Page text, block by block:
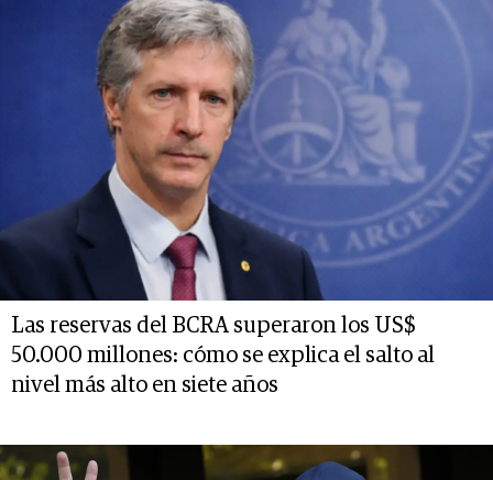
Las reservas del BCRA superaron los US$
50.000 millones: cómo se explica el salto al
nivel más alto en siete años